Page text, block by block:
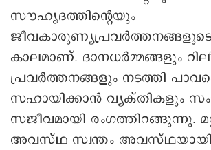
സൗഹൃദത്തിന്റെയും
കാലമാണ്. ദാനധർമ്മങ്ങളും
പ്രവർത്തനങ്ങളും നടത്തി
സഹായിക്കാൻ വ്യക്തികളും
സജീവമായി രംഗത്തിറങ്ങുന്നു.
അവസ്ഥ സ്വന്തം